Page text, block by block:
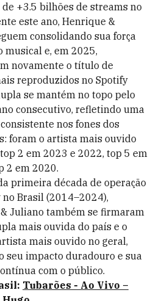
de +3.5 bilhões de streams no
este ano, Henrique &
consolidando sua força
musical e, em 2025,
novamente o título de
reproduzidos no Spotify
se mantém no topo pelo
consecutivo, refletindo uma
nos fones dos
foram o artista mais ouvido
2 em 2023 e 2022, top 5 em
2 em 2020.
primeira década de operação
no Brasil (2014–2024),
Juliano também se firmaram
mais ouvida do país e o
mais ouvido no geral,
seu impacto duradouro e sua
com o público.
Tubarões - Ao Vivo –